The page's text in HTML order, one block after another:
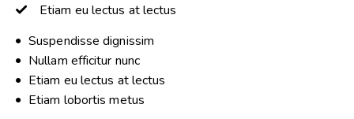
Etiam eu lectus at lectus
Suspendisse dignissim
Nullam efficitur nunc
Etiam eu lectus at lectus
Etiam lobortis metus